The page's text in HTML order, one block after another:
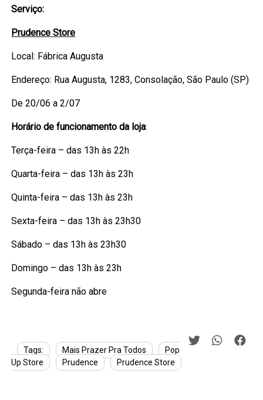
Serviço:
Prudence Store
Local: Fábrica Augusta
Endereço: Rua Augusta, 1283, Consolação, São Paulo (SP)
De 20/06 a 2/07
Horário de funcionamento da loja:
Terça-feira – das 13h às 22h
Quarta-feira – das 13h às 23h
Quinta-feira – das 13h às 23h
Sexta-feira – das 13h às 23h30
Sábado – das 13h às 23h30
Domingo – das 13h às 23h
Segunda-feira não abre
Tags: Mais Prazer Pra Todos
Pop
Up Store
Prudence Prudence Store